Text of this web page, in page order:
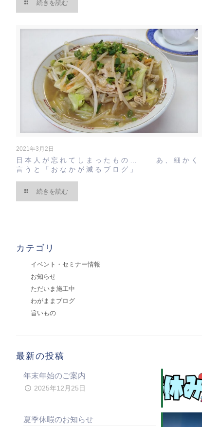
続きを読む
2021年3月2日
日本人が忘れてしまったもの… あ、細かく
言うと「おなかが減るブログ」
続きを読む
カテゴリ
イベント・セミナー情報
お知らせ
ただいま施工中
わがままブログ
旨いもの
最新の投稿
年末年始のご案内
2025年12月25日
夏季休暇のお知らせ